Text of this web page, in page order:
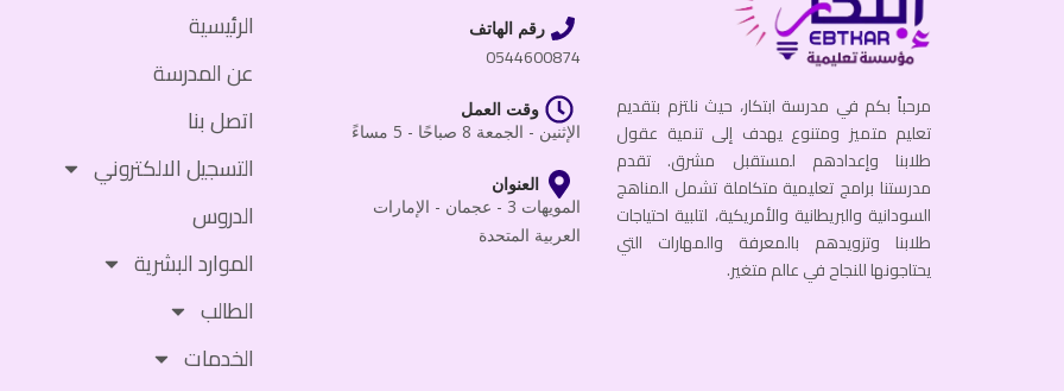
مرحباً بكم في مدرسة ابتكار، حيث نلتزم بتقديم
تعليم متميز ومتنوع يهدف إلى تنمية عقول
طلابنا وإعدادهم لمستقبل مشرق. تقدم
مدرستنا برامج تعليمية متكاملة تشمل المناهج
السودانية والبريطانية والأمريكية، لتلبية احتياجات
طلابنا وتزويدهم بالمعرفة والمهارات التي
يحتاجونها للنجاح في عالم متغير.
رقم الهاتف
0544600874
وقت العمل
الإثنين - الجمعة 8 صباحًا - 5 مساءً
العنوان
المويهات 3 - عجمان - الإمارات
العربية المتحدة
الرئيسية
عن المدرسة
اتصل بنا
التسجيل الالكتروني
الدروس
الموارد البشرية
الطالب
الخدمات